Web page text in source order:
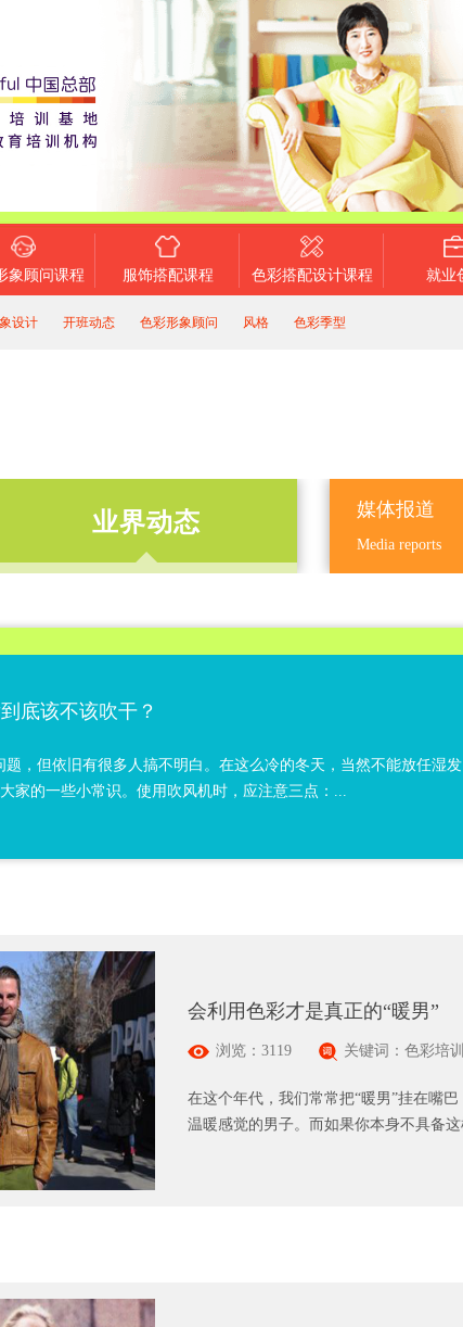
象顾问课程 服饰搭配课程 色彩搭配设计课程 就业
设计 开班动态 色彩形象顾问 风格 色彩季型
业界动态 媒体报道
Media reports
底该不该吹干？
，但依旧有很多人搞不明白。在这么冷的冬天，当然不能放任湿
家的一些小常识。使用吹风机时，应注意三点：...
会利用色彩才是真正的“暖男”
浏览：3119 关键词：色彩培
在这个年代，我们常常把“暖男”挂在嘴
温暖感觉的男子。而如果你本身不具备